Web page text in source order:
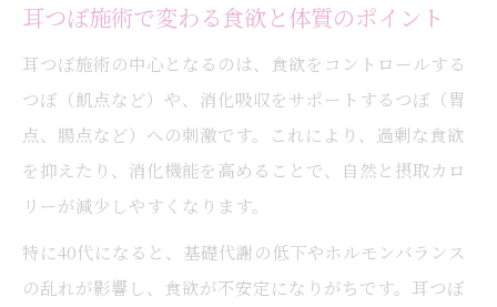
耳つぼ施術で変わる食欲と体質のポイント
耳つぼ施術の中心となるのは、食欲をコントロールする
つぼ（飢点など）や、消化吸収をサポートするつぼ（胃
点、腸点など）への刺激です。これにより、過剰な食欲
を抑えたり、消化機能を高めることで、自然と摂取カロ
リーが減少しやすくなります。
特に40代になると、基礎代謝の低下やホルモンバランス
の乱れが影響し、食欲が不安定になりがちです。耳つぼ